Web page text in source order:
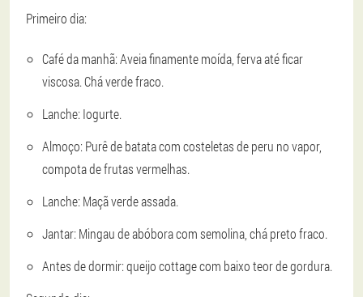
Primeiro dia:
Café da manhã: Aveia finamente moída, ferva até ficar
viscosa. Chá verde fraco.
Lanche: Iogurte.
Almoço: Purê de batata com costeletas de peru no vapor,
compota de frutas vermelhas.
Lanche: Maçã verde assada.
Jantar: Mingau de abóbora com semolina, chá preto fraco.
Antes de dormir: queijo cottage com baixo teor de gordura.